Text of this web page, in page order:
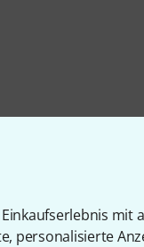
mit
personalisierte